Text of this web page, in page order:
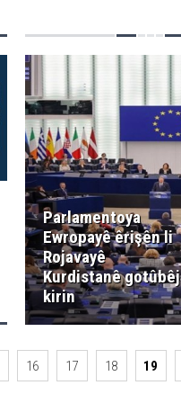
Parlamentoya
Ewropayê êrişên li
Rojavayê
Kurdistanê gotûbêj
kirin
16 17 18 19